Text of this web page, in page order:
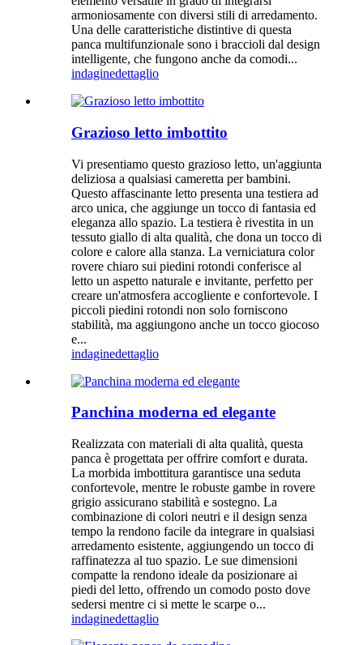
armoniosamente con diversi stili di arredamento.
Una delle caratteristiche distintive di questa
panca multifunzionale sono i braccioli dal design
intelligente, che fungono anche da comodi...
indaginedettaglio
Grazioso letto imbottito
Vi presentiamo questo grazioso letto, un'aggiunta
deliziosa a qualsiasi cameretta per bambini.
Questo affascinante letto presenta una testiera ad
arco unica, che aggiunge un tocco di fantasia ed
eleganza allo spazio. La testiera è rivestita in un
tessuto giallo di alta qualità, che dona un tocco di
colore e calore alla stanza. La verniciatura color
rovere chiaro sui piedini rotondi conferisce al
letto un aspetto naturale e invitante, perfetto per
creare un'atmosfera accogliente e confortevole. I
piccoli piedini rotondi non solo forniscono
stabilità, ma aggiungono anche un tocco giocoso
e...
indaginedettaglio
Panchina moderna ed elegante
Realizzata con materiali di alta qualità, questa
panca è progettata per offrire comfort e durata.
La morbida imbottitura garantisce una seduta
confortevole, mentre le robuste gambe in rovere
grigio assicurano stabilità e sostegno. La
combinazione di colori neutri e il design senza
tempo la rendono facile da integrare in qualsiasi
arredamento esistente, aggiungendo un tocco di
raffinatezza al tuo spazio. Le sue dimensioni
compatte la rendono ideale da posizionare ai
piedi del letto, offrendo un comodo posto dove
sedersi mentre ci si mette le scarpe o...
indaginedettaglio